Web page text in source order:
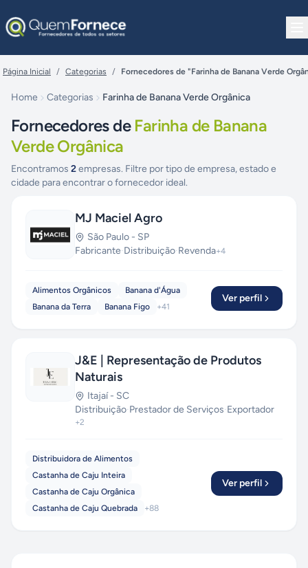
Página Inicial / Categorias / Fornecedores de "Farinha de Banana Verde
Home Categorias Farinha de Banana Verde Orgânica
Fornecedores de Farinha de Banana
Verde Orgânica
Encontramos 2empresas. Filtre por tipo de empresa, estado e
cidade para encontrar o fornecedor ideal.
MJ Maciel Agro
São Paulo - SP
Fabricante·Distribuição·Revenda+4
Alimentos Orgânicos
Banana d'Água
Banana da Terra
Banana Figo +41
Ver perfil
J&E | Representação de Produtos
Naturais
Itajaí- SC
Distribuição·Prestador de Serviços·Exportador
+2
Distribuidora de Alimentos
Castanha de Caju Inteira
Castanha de Caju Orgânica
Castanha de Caju Quebrada
+88
Ver perfil